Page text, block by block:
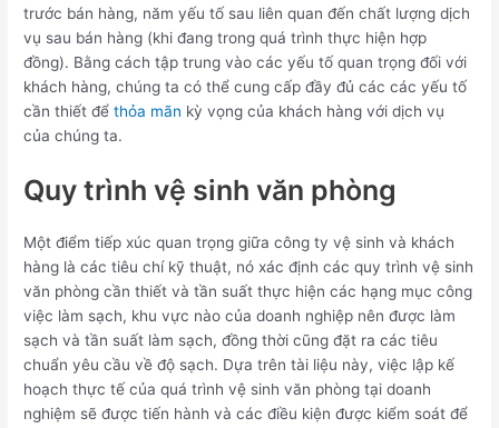
trước bán hàng, năm yếu tố sau liên quan đến chất lượng dịch
vụ sau bán hàng (khi đang trong quá trình thực hiện hợp
đồng). Bằng cách tập trung vào các yếu tố quan trọng đối với
khách hàng, chúng ta có thể cung cấp đầy đủ các các yếu tố
cần thiết đểthỏa mãn kỳ vọng của khách hàng với dịch vụ
của chúng ta.
Quy trình vệ sinh văn phòng
Một điểm tiếp xúc quan trọng giữa công ty vệ sinh và khách
hàng là các tiêu chí kỹ thuật, nó xác định các quy trình vệ sinh
văn phòng cần thiết và tần suất thực hiện các hạng mục công
việc làm sạch, khu vực nào của doanh nghiệp nên được làm
sạch và tần suất làm sạch, đồng thời cũng đặt ra các tiêu
chuẩn yêu cầu về độ sạch. Dựa trên tài liệu này, việc lập kế
hoạch thực tế của quá trình vệ sinh văn phòng tại doanh
nghiệm sẽ được tiến hành và các điều kiện được kiểm soát để